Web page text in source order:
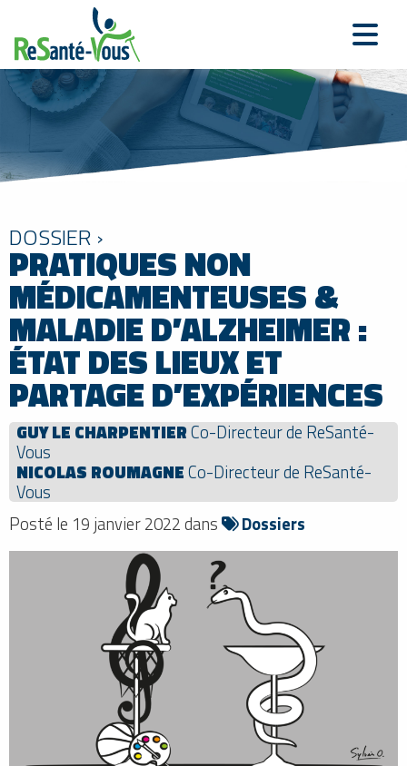
DOSSIER ›
PRATIQUES NON
MÉDICAMENTEUSES &
MALADIE D’ALZHEIMER :
ÉTAT DES LIEUX ET
PARTAGE D’EXPÉRIENCES
GUY LE CHARPENTIERCo-Directeur de ReSanté-
Vous
NICOLAS ROUMAGNECo-Directeur de ReSanté-
Vous
Posté le 19 janvier 2022 dans
Dossiers